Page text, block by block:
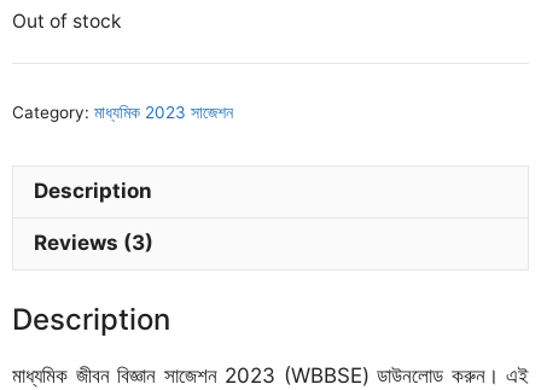
Out of stock
Category: মাধ্যমিক 2023 সাজেশন
Description
Reviews (3)
Description
মাধ্যমিক জীবন বিজ্ঞান সাজেশন 2023 (WBBSE) ডাউনলোড করুন। এই